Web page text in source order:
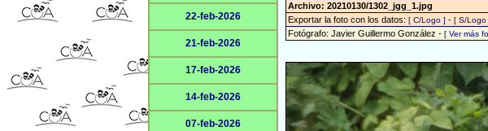
22-feb-2026
21-feb-2026
17-feb-2026
14-feb-2026
07-feb-2026
Archivo: 20210130/1302_jgg_1.jpg
Exportar la foto con los datos: [ C/Logo ] - [ S/Logo
Fotógrafo: Javier Guillermo González - [ Ver más